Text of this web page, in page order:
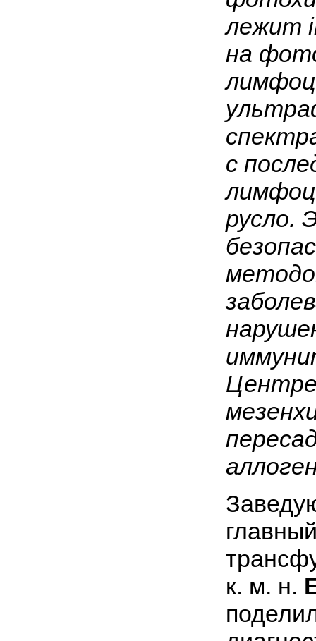
лежит
на
с
русло.
Центре
к. м. н.